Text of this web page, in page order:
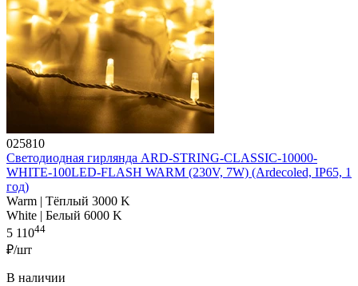
025810
Светодиодная гирлянда ARD-STRING-CLASSIC-10000-
WHITE-100LED-FLASH WARM (230V, 7W) (Ardecoled, IP65, 1
год)
Warm | Тёплый 3000 K
White | Белый 6000 K
5 11044
₽/шт
В наличии